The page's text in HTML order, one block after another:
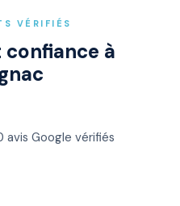
VÉRIFIÉS
à
avis Google vérifiés